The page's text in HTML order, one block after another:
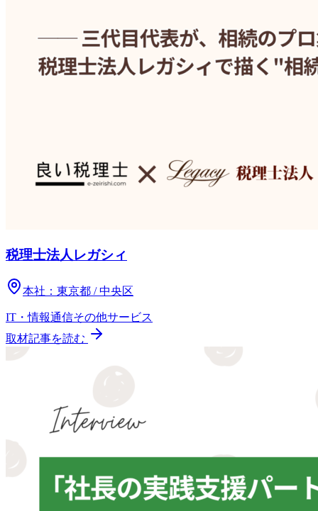
税理士法人レガシィ
本社： 東京都 / 中央区
IT・情報通信その他サービス
取材記事を読む